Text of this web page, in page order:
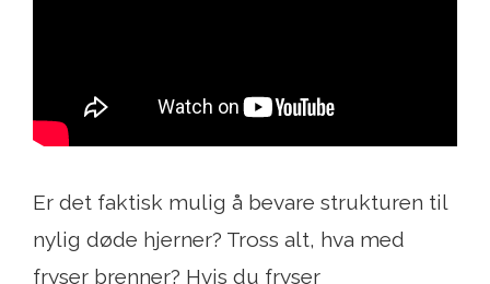
Er det faktisk mulig å bevare strukturen til
nylig døde hjerner? Tross alt, hva med
fryser brenner? Hvis du fryser